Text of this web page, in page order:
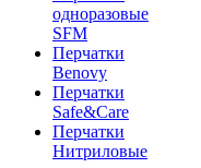
одноразовые
SFM
Перчатки
Benovy
Перчатки
Safe&Care
Перчатки
Нитриловые